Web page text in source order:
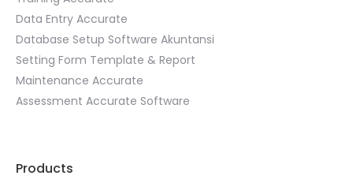
Data Entry Accurate
Database Setup Software Akuntansi
Setting Form Template & Report
Maintenance Accurate
Assessment Accurate Software
Products